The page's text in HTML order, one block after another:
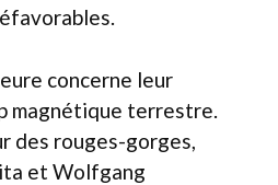
concerne leur
magnétique terrestre.
des rouges-gorges,
et Wolfgang